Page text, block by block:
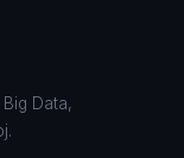
Data,